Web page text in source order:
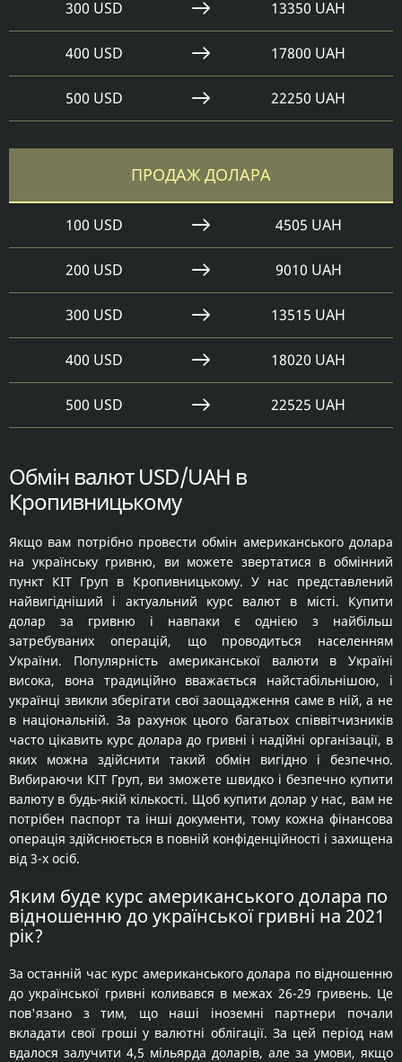
300 USD 13350 UAH
400 USD 17800 UAH
500 USD 22250 UAH
ПРОДАЖ ДОЛАРА
100 USD 4505 UAH
200 USD 9010 UAH
300 USD 13515 UAH
400 USD 18020 UAH
500 USD 22525 UAH
Обмін валют USD/UAH в
Кропивницькому
Якщо вам потрібно провести обмін американського долара
на українську гривню, ви можете звертатися в обмінний
пункт КІТ Груп в Кропивницькому. У нас представлений
найвигідніший і актуальний курс валют в місті. Купити
долар за гривню і навпаки є однією з найбільш
затребуваних операцій, що проводиться населенням
України. Популярність американської валюти в Україні
висока, вона традиційно вважається найстабільнішою, і
українці звикли зберігати свої заощадження саме в ній, а не
в національній. За рахунок цього багатьох співвітчизників
часто цікавить курс долара до гривні і надійні організації, в
яких можна здійснити такий обмін вигідно і безпечно.
Вибираючи КІТ Груп, ви зможете швидко і безпечно купити
валюту в будь-якій кількості. Щоб купити долар у нас, вам не
потрібен паспорт та інші документи, тому кожна фінансова
операція здійснюється в повній конфіденційності і захищена
від 3-х осіб.
Яким буде курс американського долара по
відношенню до української гривні на 2021
рік?
За останній час курс американського долара по відношенню
до української гривні коливався в межах 26-29 гривень. Це
пов'язано з тим, що наші іноземні партнери почали
вкладати свої гроші у валютні облігації. За цей період нам
вдалося залучити 4,5 мільярда доларів, але за умови, якщо